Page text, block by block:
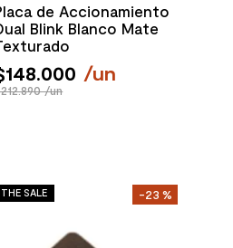
de Accionamiento
Blink Blanco Mate
148.000 /un
/un
-23 %
THE SALE